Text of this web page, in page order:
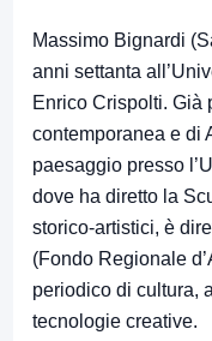
Massimo Bignardi
anni settanta
Enrico Crispolti. Già
contemporanea e di
paesaggio presso
dove ha diretto la
storico-artistici, è
(Fondo Regionale
periodico di cultura,
tecnologie creative.